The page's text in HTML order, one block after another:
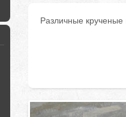
Различные крученые